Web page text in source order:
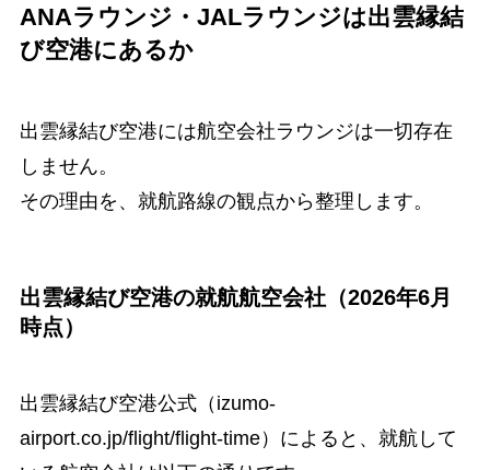
ANAラウンジ・JALラウンジは出雲縁結
び空港にあるか
出雲縁結び空港には航空会社ラウンジは一切存在
しません。
その理由を、就航路線の観点から整理します。
出雲縁結び空港の就航航空会社（2026年6月
時点）
出雲縁結び空港公式（izumo-
airport.co.jp/flight/flight-time）によると、就航して